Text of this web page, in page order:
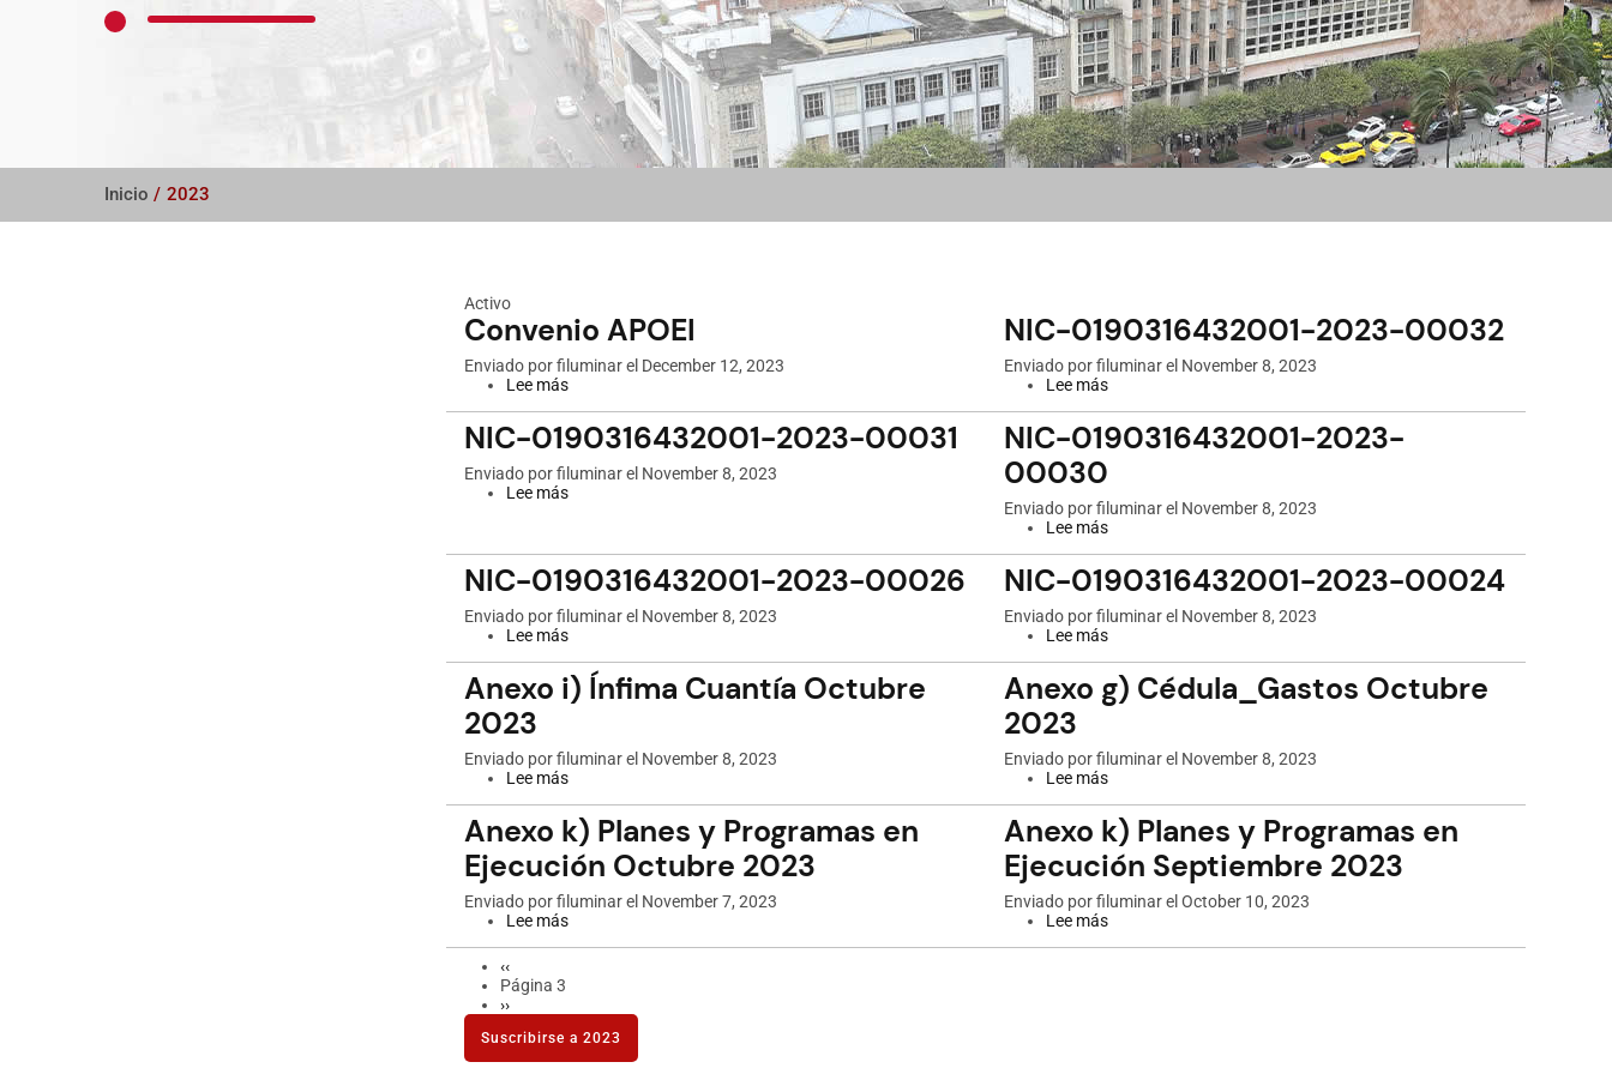
Inicio / 2023
Activo
Convenio APOEI
Enviado porfiluminarel December 12, 2023
Lee más
APOEI
NIC-0190316432001-2023-00032
Enviado porfiluminarel November 8, 2023
Lee más
0190316432001-
2023-
NIC-0190316432001-2023-00031
Enviado porfiluminarel November 8, 2023
Lee más
2023-
00031
NIC-0190316432001-2023-
00030
Enviado porfiluminarel November 8, 2023
Lee más
0190316432001-
2023-
00030
NIC-0190316432001-2023-00026
Enviado porfiluminarel November 8, 2023
Lee más
0190316432001-
2023-
NIC-0190316432001-2023-00024
Enviado porfiluminarel November 8, 2023
Lee más
0190316432001-
2023-
00024
Anexo i) Ínfima Cuantía Octubre
2023
Enviado porfiluminarel November 8, 2023
Lee más
Ínfima
Cuantía
Octubre
2023
Anexo g) Cédula_Gastos Octubre
2023
Enviado porfiluminarel November 8, 2023
Lee más
g)
Cédula_Gastos
Octubre
2023
Anexo k) Planes y Programas en
Ejecución Octubre 2023
Enviado porfiluminarel November 7, 2023
Lee más
Programas
en
Ejecución
Anexo k) Planes y Programas en
Ejecución Septiembre 2023
Enviado porfiluminarel October 10, 2023
Lee más
Paginación
Página
anterior
‹‹
Página 3
Siguiente
››
Suscribirse a 2023